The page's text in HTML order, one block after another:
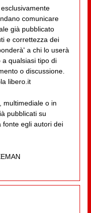
comunicare
già pubblicato
e correttezza dei
a chi lo userà
qualsiasi tipo di
o discussione.
libero.it
multimediale o in
pubblicati su
fonte egli autori dei